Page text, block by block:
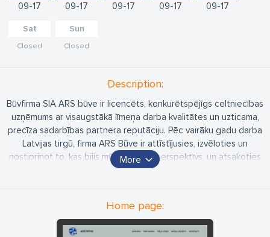
09 17 09 17 09 17 09 17 09 17
Sat
Closed
Sun
Closed
Description:
Būvfirma SIA ARS būve ir licencēts, konkurētspējīgs celtniecības
uzņēmums ar visaugstākā līmeņa darba kvalitātes un uzticama,
precīza sadarbības partnera reputāciju. Pēc vairāku gadu darba
Latvijas tirgū, firma ARS Būve ir attīstījusies, izvēloties un
nostiprinot to, kas bijis mūsu spējām perspektīvs, un atsakoties
no tā, kas neļautu koncentrēties un attīstīt firmas galvenos
More
Home page: